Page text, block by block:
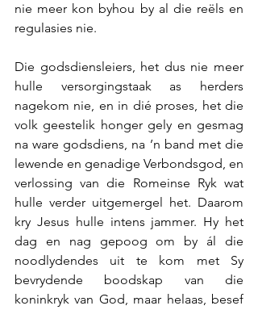
nie meer kon byhou by al die reëls en
regulasies nie.
Die godsdiensleiers, het dus nie meer
hulle versorgingstaak as herders
nagekom nie, en in dié proses, het die
volk geestelik honger gely en gesmag
na ware godsdiens, na ’n band met die
lewende en genadige Verbondsgod, en
verlossing van die Romeinse Ryk wat
hulle verder uitgemergel het. Daarom
kry Jesus hulle intens jammer. Hy het
dag en nag gepoog om by ál die
noodlydendes uit te kom met Sy
bevrydende boodskap van die
koninkryk van God, maar helaas, besef